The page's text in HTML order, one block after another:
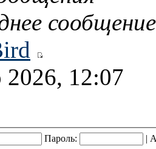
сообщение
2026, 12:07
Пароль: |